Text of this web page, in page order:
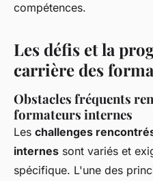
compétences.
Les défis et la
carrière des
Obstacles fréquents
formateurs internes
Les challenges
internes sont variés et
spécifique. L'une des